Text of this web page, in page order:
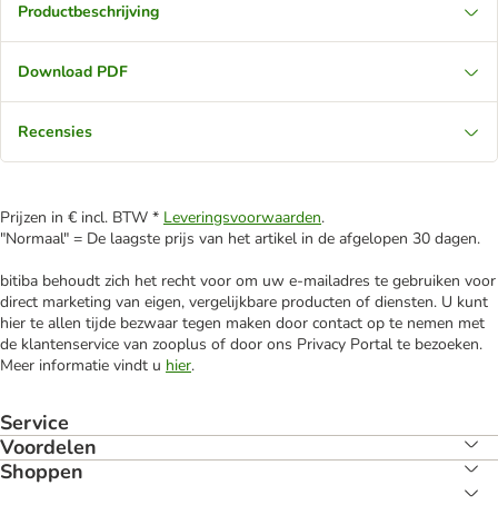
Productbeschrijving
Download PDF
Recensies
Prijzen in € incl. BTW * Leveringsvoorwaarden.
"Normaal" = De laagste prijs van het artikel in de afgelopen 30 dagen.
bitiba behoudt zich het recht voor om uw e-mailadres te gebruiken voor
direct marketing van eigen, vergelijkbare producten of diensten. U kunt
hier te allen tijde bezwaar tegen maken door contact op te nemen met
de klantenservice van zooplus of door ons Privacy Portal te bezoeken.
Meer informatie vindt u hier.
Service
Voordelen
Shoppen